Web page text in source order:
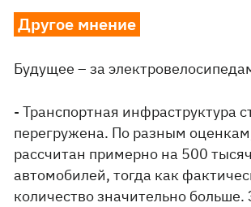
Другое мнение
Будущее – за
- Транспортная инфраструктура
перегружена. По разным
рассчитан примерно на 500
автомобилей, тогда как
количество значительно больше.